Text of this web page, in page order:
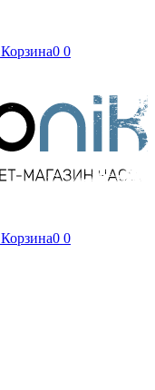
Корзина0 0
Корзина0 0